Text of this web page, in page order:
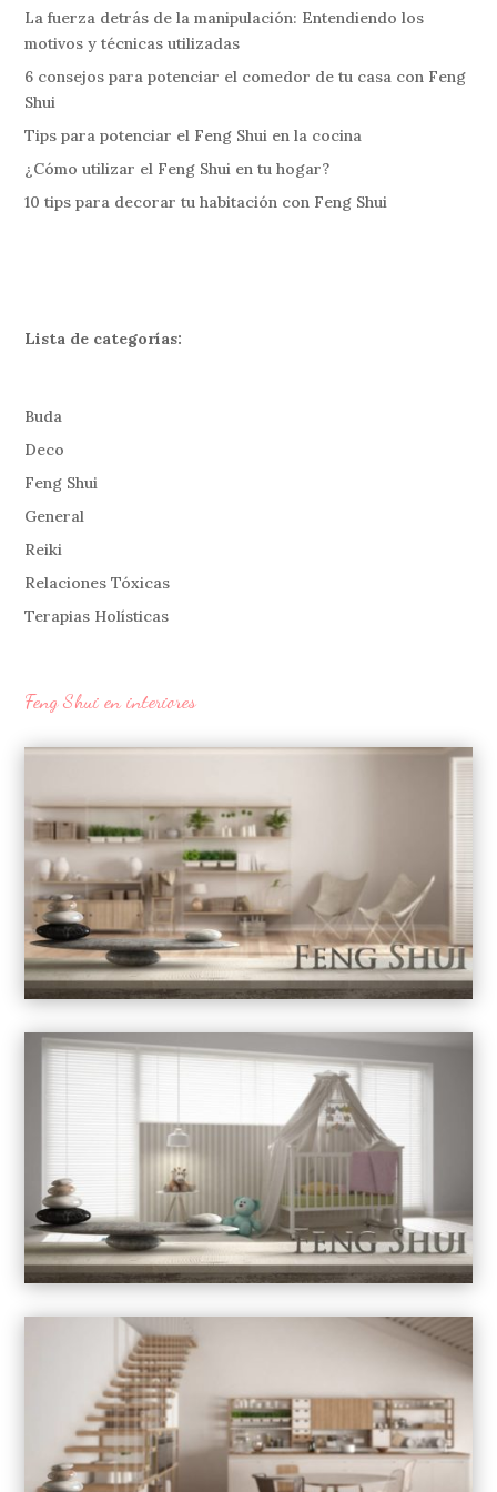
La fuerza detrás de la manipulación: Entendiendo los
motivos y técnicas utilizadas
6 consejos para potenciar el comedor de tu casa con Feng
Shui
Tips para potenciar el Feng Shui en la cocina
¿Cómo utilizar el Feng Shui en tu hogar?
10 tips para decorar tu habitación con Feng Shui
Lista de categorías:
Buda
Deco
Feng Shui
General
Reiki
Relaciones Tóxicas
Terapias Holísticas
Feng Shui en interiores